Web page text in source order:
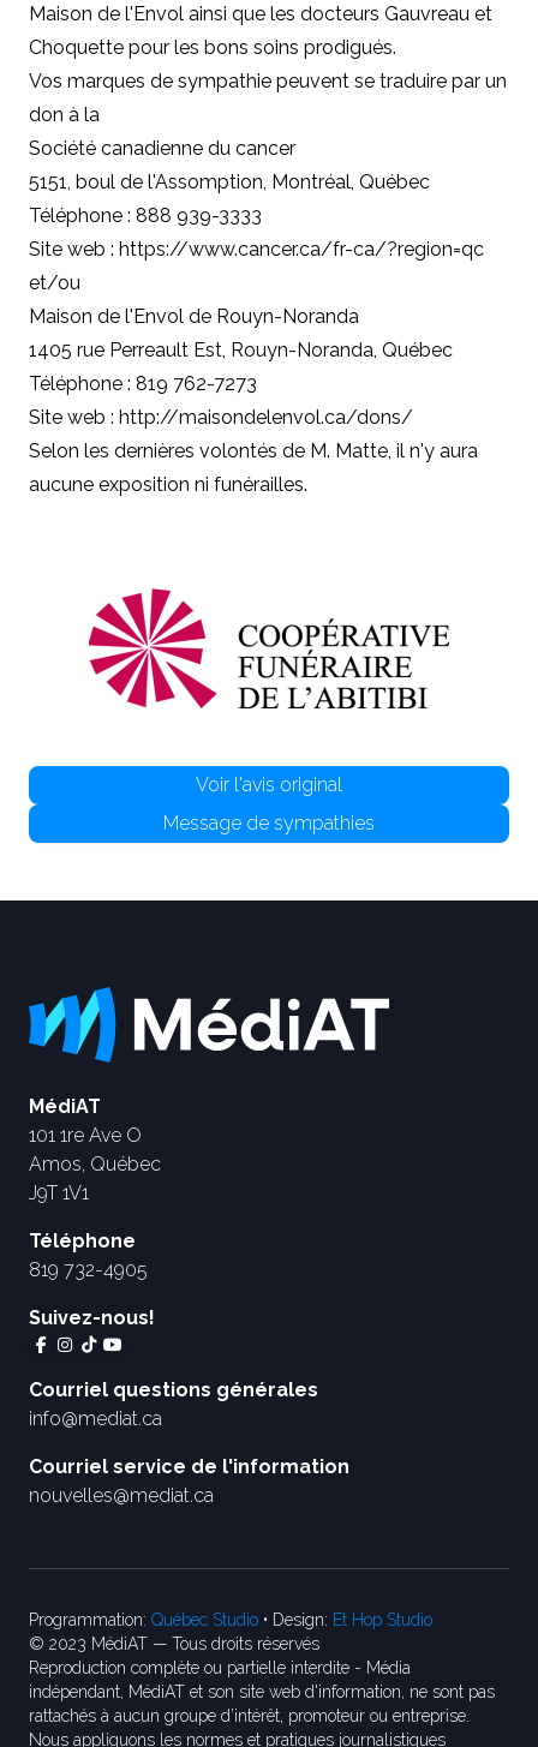
Maison de l'Envol ainsi que les docteurs Gauvreau et
Choquette pour les bons soins prodigués.
Vos marques de sympathie peuvent se traduire par un
don à la
Société canadienne du cancer
5151, boul de l'Assomption, Montréal, Québec
Téléphone : 888 939-3333
Site web : https://www.cancer.ca/fr-ca/?region=qc
et/ou
Maison de l'Envol de Rouyn-Noranda
1405 rue Perreault Est, Rouyn-Noranda, Québec
Téléphone : 819 762-7273
Site web : http://maisondelenvol.ca/dons/
Selon les dernières volontés de M. Matte, il n'y aura
aucune exposition ni funérailles.
Voir l'avis original
Message de sympathies
MédiAT
101 1re Ave O
Amos, Québec
J9T 1V1
Téléphone
819 732-4905
Suivez-nous!
Courriel questions générales
info@mediat.ca
Courriel service de l'information
nouvelles@mediat.ca
Programmation: Québec Studio • Design: Et Hop Studio
© 2023 MédiAT — Tous droits réservés
Reproduction complète ou partielle interdite - Média
indépendant, MédiAT et son site web d'information, ne sont pas
rattachés à aucun groupe d’intérêt, promoteur ou entreprise.
Nous appliquons les normes et pratiques journalistiques